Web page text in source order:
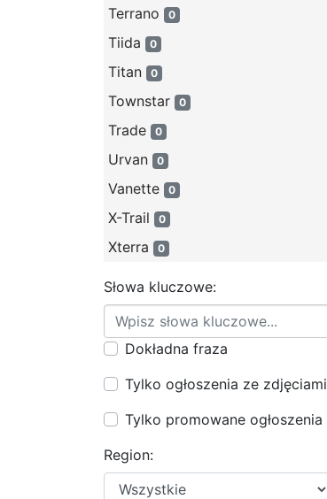
Terrano 0
Tiida 0
Titan 0
Townstar 0
Trade 0
Urvan 0
Vanette 0
X-Trail 0
Xterra 0
Słowa kluczowe:
Dokładna fraza
Tylko ogłoszenia ze zdjęciami
Tylko promowane ogłoszenia
Region: